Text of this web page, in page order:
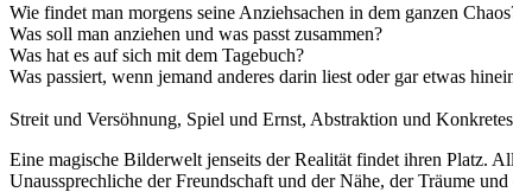
Wie findet man morgens seine Anziehsachen in dem ganzen
Was soll man anziehen und was passt zusammen?
Was hat es auf sich mit dem Tagebuch?
Was passiert, wenn jemand anderes darin liest oder gar etwas
Streit und Versöhnung, Spiel und Ernst, Abstraktion und
Eine magische Bilderwelt jenseits der Realität findet ihren Platz.
Unaussprechliche der Freundschaft und der Nähe, der Träume